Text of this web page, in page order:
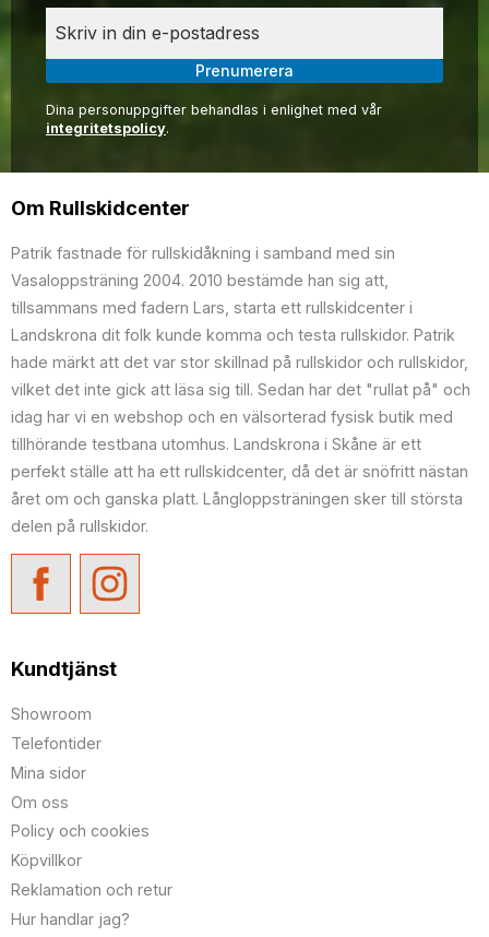
Prenumerera
Dina personuppgifter behandlas i enlighet med vår
integritetspolicy.
Om Rullskidcenter
Patrik fastnade för rullskidåkning i samband med sin
Vasaloppsträning 2004. 2010 bestämde han sig att,
tillsammans med fadern Lars, starta ett rullskidcenter i
Landskrona dit folk kunde komma och testa rullskidor. Patrik
hade märkt att det var stor skillnad på rullskidor och rullskidor,
vilket det inte gick att läsa sig till. Sedan har det "rullat på" och
idag har vi en webshop och en välsorterad fysisk butik med
tillhörande testbana utomhus. Landskrona i Skåne är ett
perfekt ställe att ha ett rullskidcenter, då det är snöfritt nästan
året om och ganska platt. Långloppsträningen sker till största
delen på rullskidor.
Kundtjänst
Showroom
Telefontider
Mina sidor
Om oss
Policy och cookies
Köpvillkor
Reklamation och retur
Hur handlar jag?